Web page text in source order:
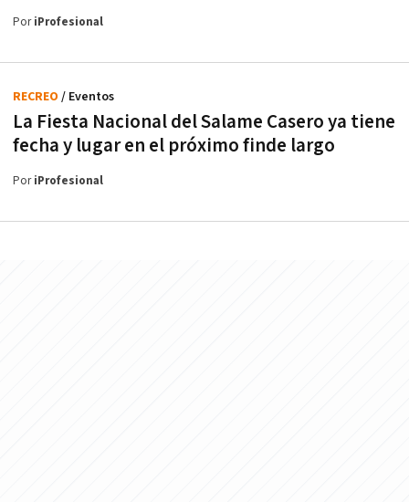
PoriProfesional
La Fiesta Nacional del Salame Casero ya tiene
fecha y lugar en el próximo finde largo
RECREO / Eventos
PoriProfesional